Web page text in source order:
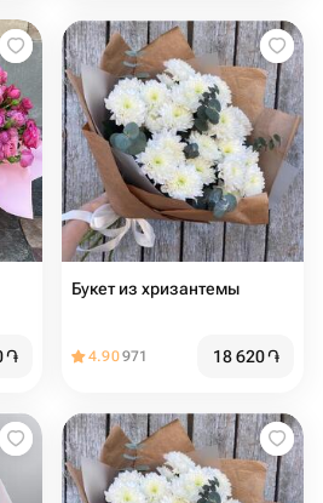
֏
Букет из хризантемы
4.90971 18 620֏